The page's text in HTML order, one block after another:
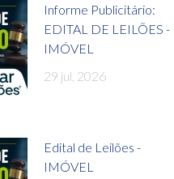
Informe Publicitário:
EDITAL DE LEILÕES -
IMÓVEL
29 jul, 2026
Edital de Leilões -
IMÓVEL